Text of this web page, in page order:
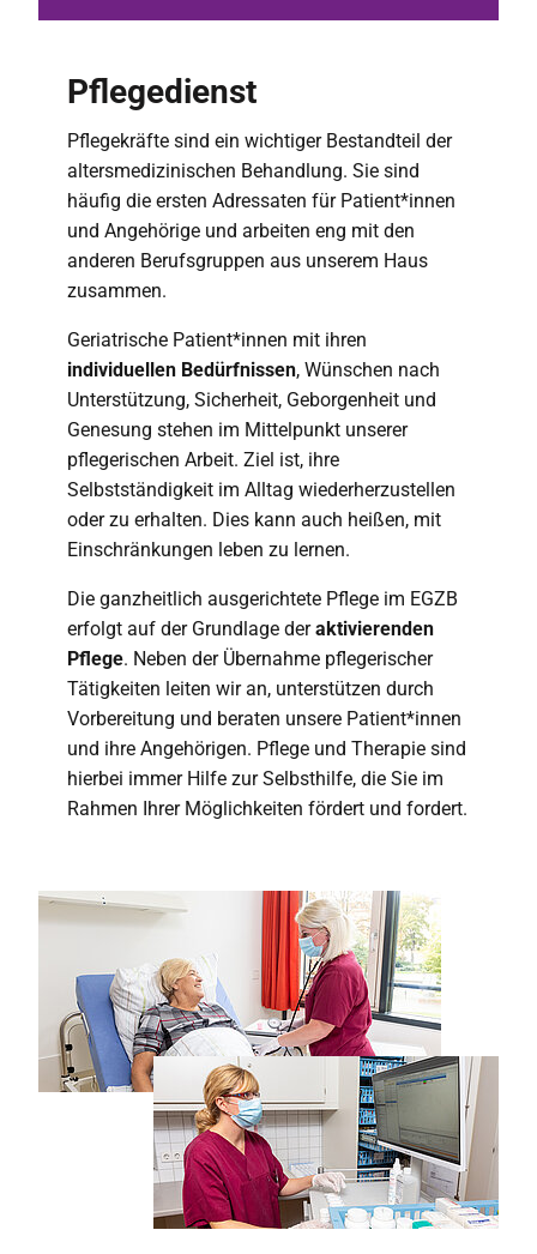
Pflegedienst
Pflegekräfte sind ein wichtiger Bestandteil der
altersmedizinischen Behandlung. Sie sind
häufig die ersten Adressaten für Patient*innen
und Angehörige und arbeiten eng mit den
anderen Berufsgruppen aus unserem Haus
zusammen.
Geriatrische Patient*innen mit ihren
individuellen Bedürfnissen, Wünschen nach
Unterstützung, Sicherheit, Geborgenheit und
Genesung stehen im Mittelpunkt unserer
pflegerischen Arbeit. Ziel ist, ihre
Selbstständigkeit im Alltag wiederherzustellen
oder zu erhalten. Dies kann auch heißen, mit
Einschränkungen leben zu lernen.
Die ganzheitlich ausgerichtete Pflege im EGZB
erfolgt auf der Grundlage deraktivierenden
Pflege. Neben der Übernahme pflegerischer
Tätigkeiten leiten wir an, unterstützen durch
Vorbereitung und beraten unsere Patient*innen
und ihre Angehörigen. Pflege und Therapie sind
hierbei immer Hilfe zur Selbsthilfe, die Sie im
Rahmen Ihrer Möglichkeiten fördert und fordert.